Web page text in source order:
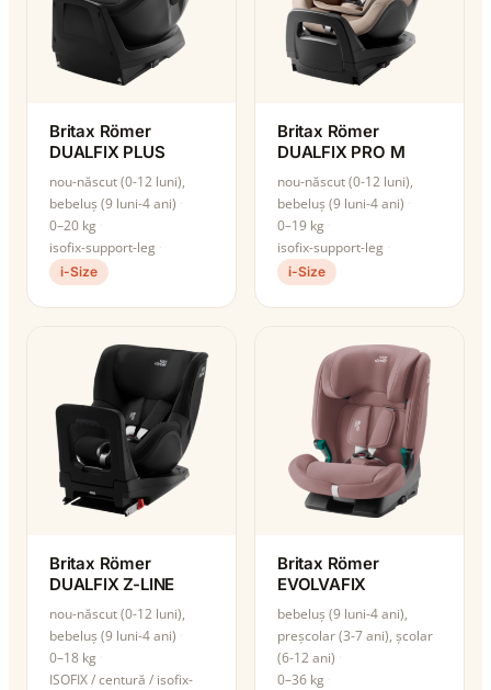
Britax Römer
DUALFIX PLUS
nou-născut (0-12 luni),
bebeluș (9 luni-4 ani)
0–20 kg
isofix-support-leg
i-Size
Britax Römer
DUALFIX PRO M
nou-născut (0-12 luni),
bebeluș (9 luni-4 ani)
0–19 kg
isofix-support-leg
i-Size
Britax Römer
DUALFIX Z-LINE
nou-născut (0-12 luni),
bebeluș (9 luni-4 ani)
0–18 kg
ISOFIX / centură / isofix-
Britax Römer
EVOLVAFIX
bebeluș (9 luni-4 ani),
preșcolar (3-7 ani), școlar
(6-12 ani)
0–36 kg